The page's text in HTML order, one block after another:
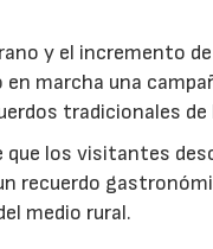
y el incremento
en marcha una
tradicionales de
que los visitantes
recuerdo
medio rural.